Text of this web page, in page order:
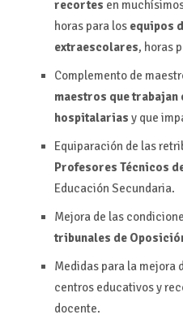
recortes en
horas para los equipos
extraescolares, horas
Complemento de
maestros que trabajan
hospitalarias y que
Equiparación de las
Profesores Técnicos
Educación Secundaria.
Mejora de las
tribunales de
Medidas para la mejora
centros educativos y
docente.